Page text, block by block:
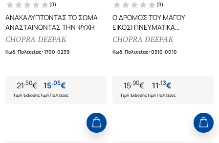
(0)
ΑΝΑΚΑΛΥΠΤΟΝΤΑΣ ΤΟ ΣΩΜΑ
ΑΝΑΣΤΑΙΝΟΝΤΑΣ ΤΗΝ ΨΥΧΗ
CHOPRA DEEPAK
Κωδ. Πολιτείας:1700-0239
21.50€
Τιμή Έκδοσης
15.05€
Τιμή Πολιτείας
(0)
Ο ΔΡΟΜΟΣ ΤΟΥ ΜΑΓΟΥ
ΕΙΚΟΣΙ ΠΝΕΥΜΑΤΙΚΑ
ΜΑΘΗΜΑΤΑ ΓΙΑ ΤΗ ΔΗΜΙΟΥΡΓΙΑ
CHOPRA DEEPAK
Κωδ. Πολιτείας:0510-0010
15.90€
Τιμή Έκδοσης
11.13€
Τιμή Πολιτείας